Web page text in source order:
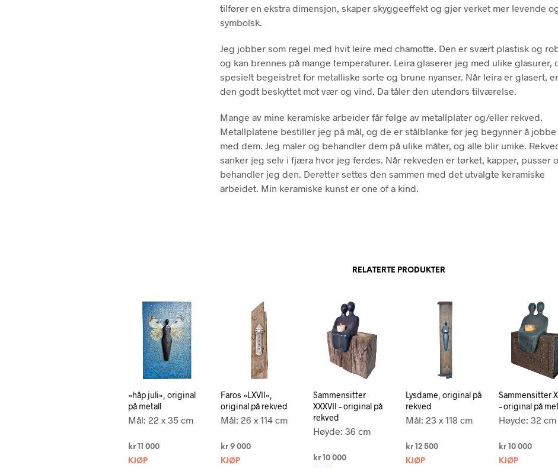
tilfører en ekstra dimensjon, skaper skyggeeffekt og gjør verket mer levende
symbolsk.
Jeg jobber som regel med hvit leire med chamotte. Den er svært plastisk og
og kan brennes på mange temperaturer. Leira glaserer jeg med ulike glasurer,
spesielt begeistret for metalliske sorte og brune nyanser. Når leira er glasert, er
den godt beskyttet mot vær og vind. Da tåler den utendørs tilværelse.
Mange av mine keramiske arbeider får følge av metallplater og/eller rekved.
Metallplatene bestiller jeg på mål, og de er stålblanke før jeg begynner å jobbe
med dem. Jeg maler og behandler dem på ulike måter, og alle blir unike.
sanker jeg selv i fjæra hvor jeg ferdes. Når rekveden er tørket, kapper, pusser
behandler jeg den. Deretter settes den sammen med det utvalgte keramiske
arbeidet. Min keramiske kunst er one of a kind.
RELATERTE PRODUKTER
«håp juli», original
på metall
Mål: 22 x 35 cm
kr11 000
KJØP
Faros «LXVII»,
original på rekved
Mål: 26 x 114 cm
kr9 000
KJØP
Sammensitter
XXXVII – original på
rekved
Høyde: 36 cm
kr 10 000
Lysdame, original på
rekved
Mål: 23 x 118 cm
kr 12 500
KJØP
Sammensitter
– original på
Høyde: 32 cm
kr10 000
KJØP